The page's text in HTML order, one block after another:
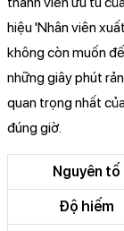
hiệu 'Nhân viên
không còn muốn
những giây phút
quan trọng nhất
đúng giờ.
Nguyên tố
Độ hiếm